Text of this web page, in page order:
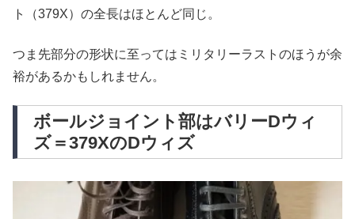
ト（379X）の全長はほとんど同じ。
つま先部分の形状に至ってはミリタリーラストのほうが余
裕があるかもしれません。
ボールジョイント部はバリーDウィ
ズ＝379XのDウィズ